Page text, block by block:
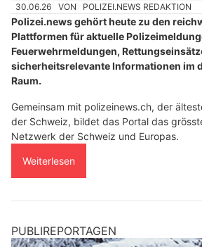
30.06.26 VON POLIZEI.NEWS REDAKTION
Polizei.news gehört heute zu den
Plattformen für aktuelle
Feuerwehrmeldungen,
sicherheitsrelevante Informationen im
Raum.
Gemeinsam mit polizeinews.ch, der
der Schweiz, bildet das Portal das
Netzwerk der Schweiz und Europas.
Weiterlesen
PUBLIREPORTAGEN